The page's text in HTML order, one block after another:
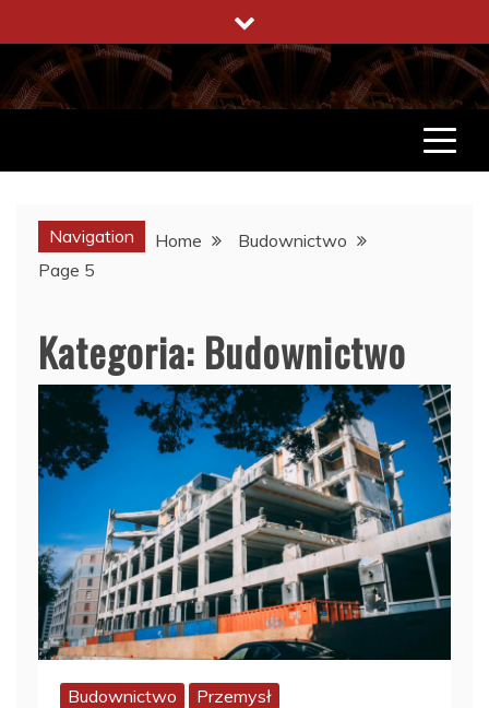
to
content
ENCYKLOPEDIA ŻYCIA
CO WARTO W ŻYCIU WIEDZIEĆ
Navigation Home
Budownictwo
Page 5
Kategoria: Budownictwo
Budownictwo Przemysł